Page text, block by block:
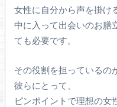
女性に自分から声を掛け
中に入って出会いのお膳
ても必要です。
その役割を担っているの
彼らにとって、
ピンポイントで理想の女